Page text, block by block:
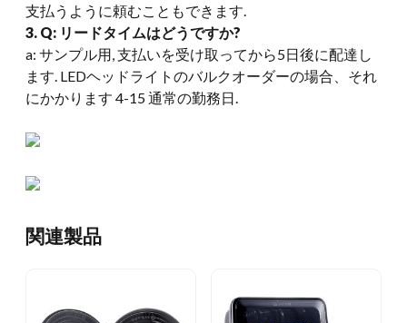
支払うように頼むこともできます.
3. Q: リードタイムはどうですか?
a: サンプル用, 支払いを受け取ってから5日後に配達し
ます. LEDヘッドライトのバルクオーダーの場合、それ
にかかります 4-15 通常の勤務日.
関連製品